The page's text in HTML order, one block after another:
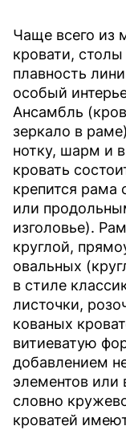
Чаще всего из
кровати,
плавность
особый
Ансамбль
зеркало в
нотку, шарм и
кровать
крепится рама
или
изголовье).
круглой,
овальных
в стиле
листочки,
кованых
витиеватую
добавлением
элементов или
словно
кроватей